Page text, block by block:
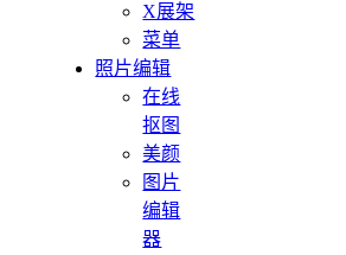
X展架
菜单
照片编辑
在线
抠图
美颜
图片
编辑
器